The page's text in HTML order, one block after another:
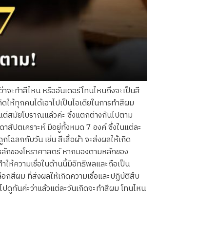
จะทำสีไหน หรืออันเดอร์โทนไหนถึงจะเป็นสี
ห้ทุกคนได้เอาไปเป็นไอเดียในการทำสีผม
สมัยโบราณแล้วค่ะ ซึ่งแตกต่างกันไปตาม
าสัปตเคราะห์ มีอยู่ทั้งหมด 7 องค์ ซึ่งในแต่ละ
โฉลกกับวัน เช่น สีเสื้อผ้า จะส่งผลให้เกิด
กของโหราศาสตร์ หากมองตามหลักของ
ห้ความเชื่อในด้านนี้มีอิทธิพลและถือเป็น
อกสีผม ที่ส่งผลให้เกิดความเชื่อและปฏิบัติสืบ
ดูกันค่ะว่าแล้วแต่ละวันเกิดจะทำสีผม โทนไหน